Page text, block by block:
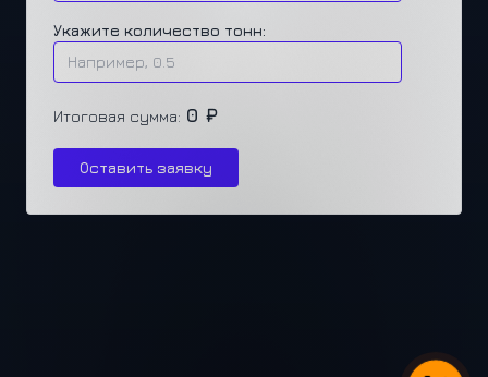
Укажите количество тонн:
Итоговая сумма: 0 ₽
Оставить заявку